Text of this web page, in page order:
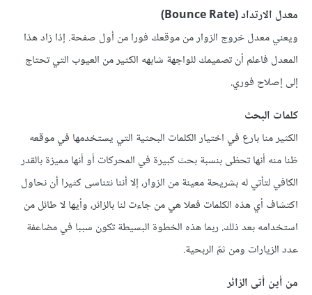
معدل الارتداد (Bounce Rate)
ويعني معدل خروج الزوار من موقعك فورا من أول صفحة. إذا زاد هذا
المعدل فاعلم أن تصميمك للواجهة شابهه الكثير من العيوب التي تحتاج
إلى إصلاح فوري.
كلمات البحث
الكثير منا بارع في اختيار الكلمات البحثية التي يستخدمها في موقعه
ظنا منه أنها تحظى بنسبة بحث كبيرة في المحركات أو أنها مميزة بالقدر
الكافي لتأتي له بشريحة معينة من الزوار، إلا أننا نتناسى كثيرا أن نحاول
اكتشاف أي هذه الكلمات فعلا هي من جاءت لنا بالزائر، وأيها لا طائل من
استخدامه بعد ذلك. ربما هذه الخطوة البسيطة تكون سببا في مضاعفة
عدد الزيارات ومن ثمّ الربحية.
من أين أتى الزائر